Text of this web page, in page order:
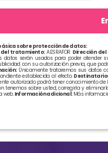
sobre protección de datos:
del tratamiento:AESRAFOR Dirección
datos serán usados para poder atender
con su autorización previa, que
Únicamente trataremos sus datos
establecida al efecto.
autorizado podrá tener conocimiento
tenemos sobre usted, corregirla y
web.Información adicional:Más